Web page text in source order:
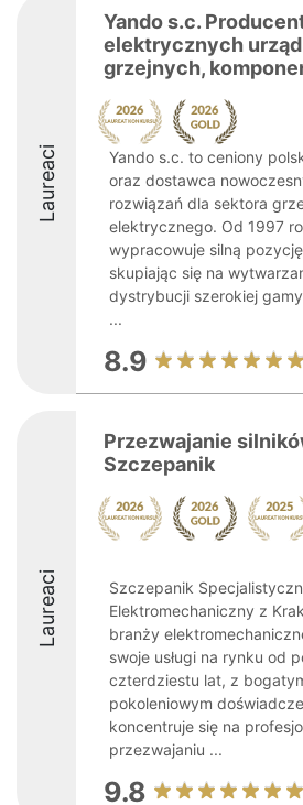
Laureaci
Yando s.c.
elektrycznych
grzejnych,
Yando s.c. to ceniony
oraz dostawca
rozwiązań dla sektora
elektrycznego. Od 1997
wypracowuje silną
skupiając się na
dystrybucji szerokiej
...
8.9
Laureaci
Przezwajanie
Szczepanik
Szczepanik
Elektromechaniczny z
branży
swoje usługi na rynku od
czterdziestu lat, z
pokoleniowym
koncentruje się na
przezwajaniu ...
9.8